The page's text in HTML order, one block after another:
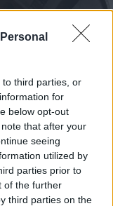
third parties, or
for
below opt-out
that after your
seeing
utilized by
parties prior to
of the further
third parties on the
Αγίου Φωτός»